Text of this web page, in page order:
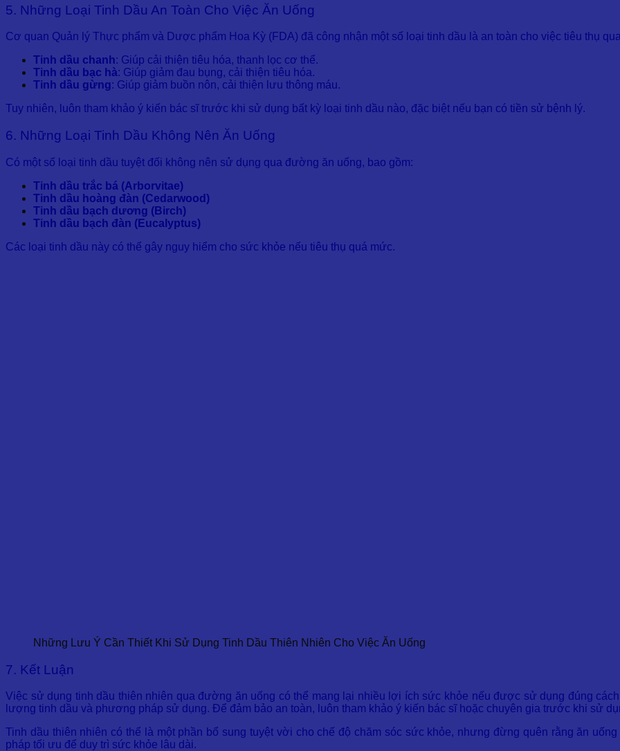
5. Những Loại Tinh Dầu An Toàn Cho Việc Ăn Uống
Cơ quan Quản lý Thực phẩm và Dược phẩm Hoa Kỳ (FDA) đã công nhận một số loại tinh dầu là an toàn cho việc tiêu thụ
Tinh dầu chanh: Giúp cải thiện tiêu hóa, thanh lọc cơ thể.
Tinh dầu bạc hà: Giúp giảm đau bụng, cải thiện tiêu hóa.
Tinh dầu gừng: Giúp giảm buồn nôn, cải thiện lưu thông máu.
Tuy nhiên, luôn tham khảo ý kiến bác sĩ trước khi sử dụng bất kỳ loại tinh dầu nào, đặc biệt nếu bạn có tiền sử bệnh lý.
6. Những Loại Tinh Dầu Không Nên Ăn Uống
Có một số loại tinh dầu tuyệt đối không nên sử dụng qua đường ăn uống, bao gồm:
Tinh dầu trắc bá (Arborvitae)
Tinh dầu hoàng đàn (Cedarwood)
Tinh dầu bạch dương (Birch)
Tinh dầu bạch đàn (Eucalyptus)
Các loại tinh dầu này có thể gây nguy hiểm cho sức khỏe nếu tiêu thụ quá mức.
Những Lưu Ý Cần Thiết Khi Sử Dụng Tinh Dầu Thiên Nhiên Cho Việc Ăn Uống
7. Kết Luận
Việc sử dụng tinh dầu thiên nhiên qua đường ăn uống có thể mang lại nhiều lợi ích sức khỏe nếu được sử dụng đúng
lượng tinh dầu và phương pháp sử dụng. Để đảm bảo an toàn, luôn tham khảo ý kiến bác sĩ hoặc chuyên gia trước khi sử
Tinh dầu thiên nhiên có thể là một phần bổ sung tuyệt vời cho chế độ chăm sóc sức khỏe, nhưng đừng quên rằng ăn
pháp tối ưu để duy trì sức khỏe lâu dài.